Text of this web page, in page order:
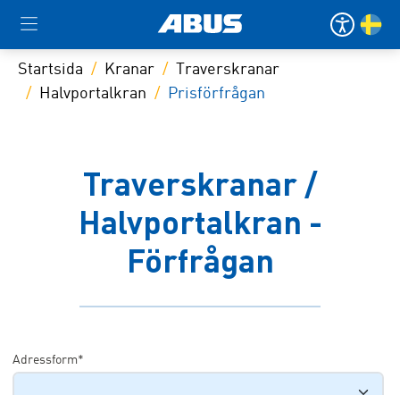
Startsida Kranar
Traverskranar
Halvportalkran
Prisförfrågan
Traverskranar /
Halvportalkran -
Förfrågan
Adressform*